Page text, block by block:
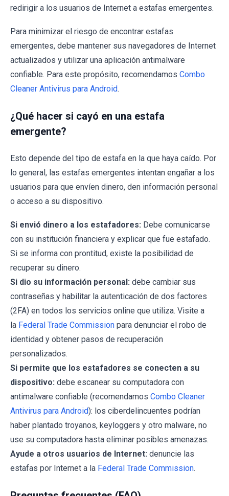
redirigir a los usuarios de Internet a estafas emergentes.
Para minimizar el riesgo de encontrar estafas
emergentes, debe mantener sus navegadores de Internet
actualizados y utilizar una aplicación antimalware
confiable. Para este propósito, recomendamos Combo
Cleaner Antivirus para Android.
¿Qué hacer si cayó en una estafa
emergente?
Esto depende del tipo de estafa en la que haya caído. Por
lo general, las estafas emergentes intentan engañar a los
usuarios para que envíen dinero, den información personal
o acceso a su dispositivo.
Si envió dinero a los estafadores: Debe comunicarse
con su institución financiera y explicar que fue estafado.
Si se informa con prontitud, existe la posibilidad de
recuperar su dinero.
Si dio su información personal: debe cambiar sus
contraseñas y habilitar la autenticación de dos factores
(2FA) en todos los servicios online que utiliza. Visite a
la Federal Trade Commission para denunciar el robo de
identidad y obtener pasos de recuperación
personalizados.
Si permite que los estafadores se conecten a su
dispositivo: debe escanear su computadora con
antimalware confiable (recomendamos Combo Cleaner
Antivirus para Android): los ciberdelincuentes podrían
haber plantado troyanos, keyloggers y otro malware, no
use su computadora hasta eliminar posibles amenazas.
Ayude a otros usuarios de Internet: denuncie las
estafas por Internet a la Federal Trade Commission.